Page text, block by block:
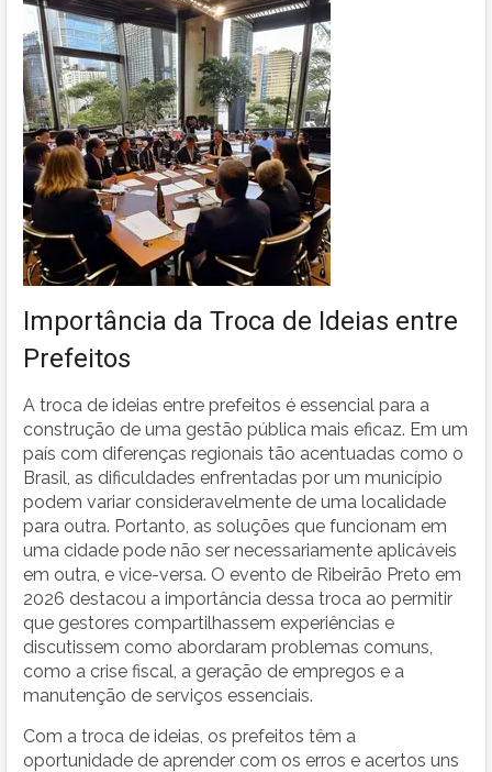
Importância da Troca de Ideias entre
Prefeitos
A troca de ideias entre prefeitos é essencial para a
construção de uma gestão pública mais eficaz. Em um
país com diferenças regionais tão acentuadas como o
Brasil, as dificuldades enfrentadas por um município
podem variar consideravelmente de uma localidade
para outra. Portanto, as soluções que funcionam em
uma cidade pode não ser necessariamente aplicáveis
em outra, e vice-versa. O evento de Ribeirão Preto em
2026 destacou a importância dessa troca ao permitir
que gestores compartilhassem experiências e
discutissem como abordaram problemas comuns,
como a crise fiscal, a geração de empregos e a
manutenção de serviços essenciais.
Com a troca de ideias, os prefeitos têm a
oportunidade de aprender com os erros e acertos uns